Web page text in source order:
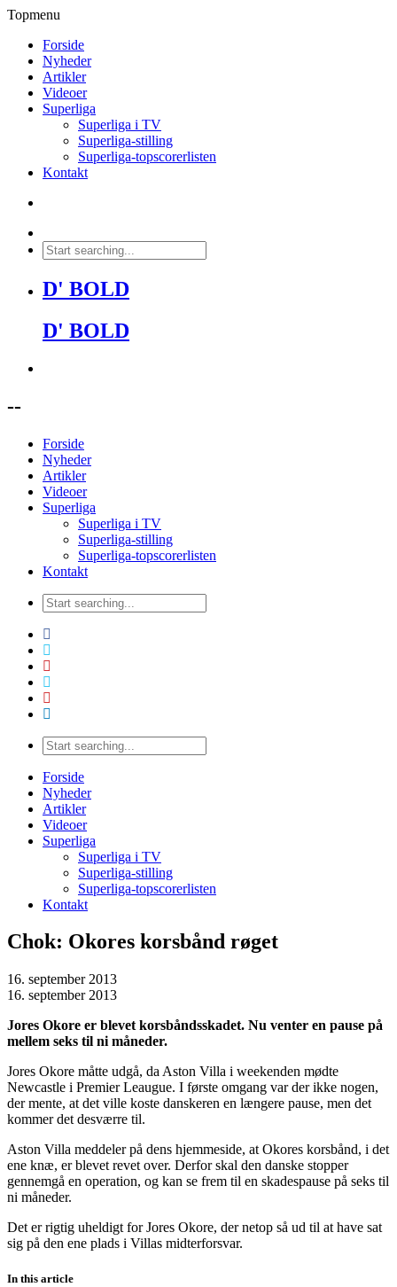
Topmenu
Forside
Nyheder
Artikler
Videoer
Superliga
Superliga i TV
Superliga-stilling
Superliga-topscorerlisten
Kontakt
D' BOLD
D' BOLD
--
Forside
Nyheder
Artikler
Videoer
Superliga
Superliga i TV
Superliga-stilling
Superliga-topscorerlisten
Kontakt
Forside
Nyheder
Artikler
Videoer
Superliga
Superliga i TV
Superliga-stilling
Superliga-topscorerlisten
Kontakt
Chok: Okores korsbånd røget
16. september 2013
16. september 2013
Jores Okore er blevet korsbåndsskadet. Nu venter en pause på
mellem seks til ni måneder.
Jores Okore måtte udgå, da Aston Villa i weekenden mødte
Newcastle i Premier Leaugue. I første omgang var der ikke nogen,
der mente, at det ville koste danskeren en længere pause, men det
kommer det desværre til.
Aston Villa meddeler på dens hjemmeside, at Okores korsbånd, i det
ene knæ, er blevet revet over. Derfor skal den danske stopper
gennemgå en operation, og kan se frem til en skadespause på seks til
ni måneder.
Det er rigtig uheldigt for Jores Okore, der netop så ud til at have sat
sig på den ene plads i Villas midterforsvar.
In this article